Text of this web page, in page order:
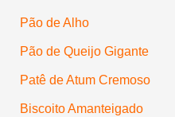
o
r
:
Pão de Alho
Pão de Queijo Gigante
Patê de Atum Cremoso
Biscoito Amanteigado